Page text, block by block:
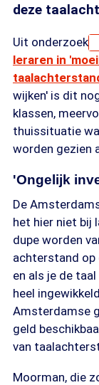
deze
Uit onderzoek
leraren in
wijken' is dit
klassen,
thuissituatie
worden gezien
'Ongelijk
De
het hier niet bij
dupe worden
achterstand op
en als je de
heel
Amsterdamse
geld
van
Moorman, die